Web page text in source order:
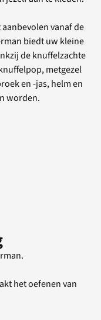
vanaf de
biedt uw kleine
de knuffelzachte
metgezel
en -jas, helm en
worden.
het oefenen van